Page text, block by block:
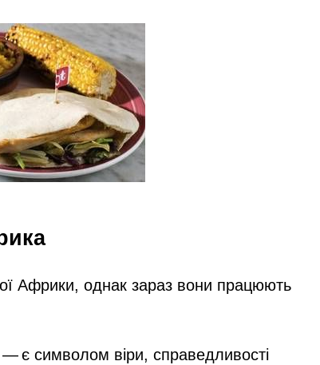
Африки, однак зараз вони працюють
є символом віри, справедливості